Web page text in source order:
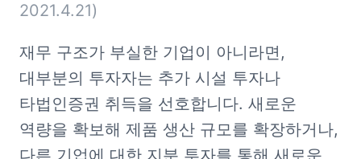
2021.4.21)
재무 구조가 부실한 기업이 아니라면,
대부분의 투자자는 추가 시설 투자나
타법인증권 취득을 선호합니다. 새로운
역량을 확보해 제품 생산 규모를 확장하거나,